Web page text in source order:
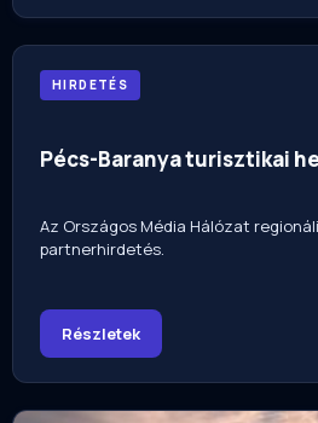
HIRDETÉS
Pécs-Baranya turisztikai
Az Országos Média Hálózat
partnerhirdetés.
Részletek